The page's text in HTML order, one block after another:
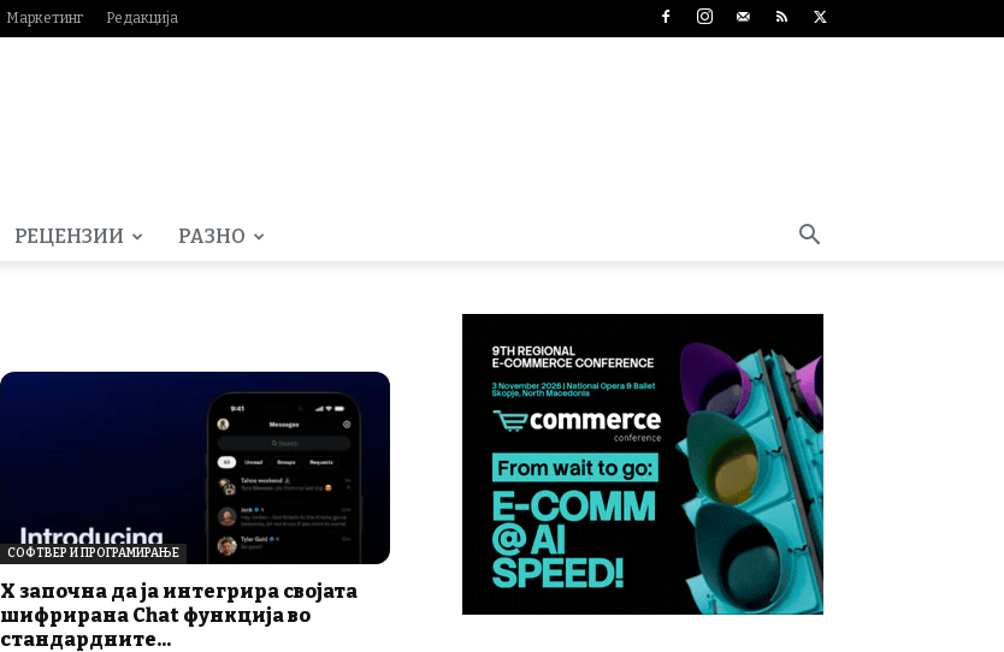
Маркетинг Редакција
РЕЦЕНЗИИ РАЗНО
СОФТВЕР И ПРОГРАМИРАЊЕ
X започна да ја интегрира својата
шифрирана Chat функција во
стандардните...